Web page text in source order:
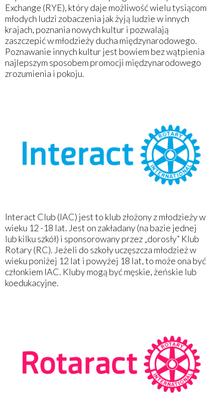
Exchange (RYE), który daje możliwość wielu tysiącom
młodych ludzi zobaczenia jak żyją ludzie w innych
krajach, poznania nowych kultur i pozwalają
zaszczepić w młodzieży ducha międzynarodowego.
Poznawanie innych kultur jest bowiem bez wątpienia
najlepszym sposobem promocji międzynarodowego
zrozumienia i pokoju.
Interact Club (IAC) jest to klub złożony z młodzieży w
wieku 12 -18 lat. Jest on zakładany (na bazie jednej
lub kilku szkół) i sponsorowany przez „dorosły” Klub
Rotary (RC). Jeżeli do szkoły uczęszcza młodzież w
wieku poniżej 12 lat i powyżej 18 lat, to może ona być
członkiem IAC. Kluby mogą być męskie, żeńskie lub
koedukacyjne.